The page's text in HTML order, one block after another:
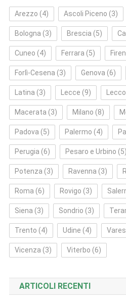
Arezzo (4) Ascoli Piceno (3)
Bologna (3) Brescia (5)
Cuneo (4) Ferrara (5)
Forlì‑Cesena (3) Genova (6)
Latina (3) Lecce (9) Lecco
Macerata (3) Milano (8)
Padova (5) Palermo (4)
Perugia (6) Pesaro e Urbino (5)
Potenza (3) Ravenna (3)
Roma (6) Rovigo (3)
Siena (3) Sondrio (3)
Trento (4) Udine (4)
Vicenza (3) Viterbo (6)
ARTICOLI RECENTI